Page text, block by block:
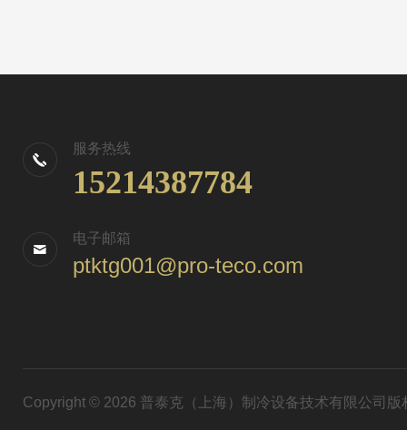
服务热线
15214387784
电子邮箱
ptktg001@pro-teco.com
Copyright © 2026 普泰克（上海）制冷设备技术有限公司版